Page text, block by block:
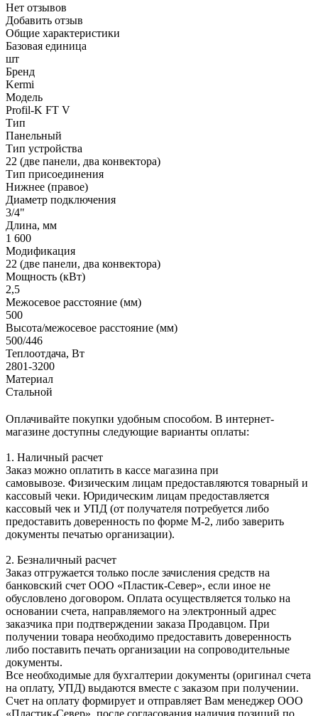
Нет отзывов
Добавить отзыв
Общие характеристики
Базовая единица
шт
Бренд
Kermi
Модель
Profil-K FT V
Тип
Панельный
Тип устройства
22 (две панели, два конвектора)
Тип присоединения
Нижнее (правое)
Диаметр подключения
3/4"
Длина, мм
1 600
Модификация
22 (две панели, два конвектора)
Мощность (кВт)
2,5
Межосевое расстояние (мм)
500
Высота/межосевое расстояние (мм)
500/446
Теплоотдача, Вт
2801-3200
Материал
Стальной
Оплачивайте покупки удобным способом. В интернет-
магазине доступны следующие варианты оплаты:
1. Наличный расчет
Заказ можно оплатить в кассе магазина при
самовывозе. Физическим лицам предоставляются товарный и
кассовый чеки. Юридическим лицам предоставляется
кассовый чек и УПД (от получателя потребуется либо
предоставить доверенность по форме М-2, либо заверить
документы печатью организации).
2. Безналичный расчет
Заказ отгружается только после зачисления средств на
банковский счет ООО «Пластик-Север», если иное не
обусловлено договором. Оплата осуществляется только на
основании счета, направляемого на электронный адрес
заказчика при подтверждении заказа Продавцом. При
получении товара необходимо предоставить доверенность
либо поставить печать организации на сопроводительные
документы.
Все необходимые для бухгалтерии документы (оригинал счета
на оплату, УПД) выдаются вместе с заказом при получении.
Счет на оплату формирует и отправляет Вам менеджер ООО
«Пластик-Север», после согласования наличия позиций по